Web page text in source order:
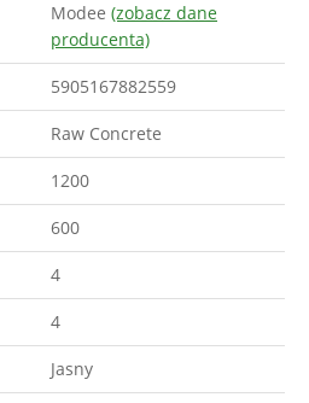
Modee (zobacz dane
producenta)
5905167882559
Raw Concrete
1200
600
4
4
Jasny